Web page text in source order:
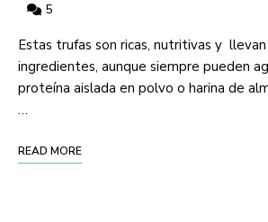
5
Estas trufas son ricas, nutritivas y
ingredientes, aunque siempre pueden
proteína aislada en polvo o harina de
…
READ MORE